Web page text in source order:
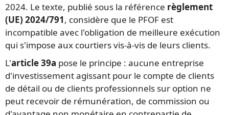
2024. Le texte, publié sous la référence règlement
(UE) 2024/791, considère que le PFOF est
incompatible avec l'obligation de meilleure exécution
qui s'impose aux courtiers vis-à-vis de leurs clients.
L'article 39a pose le principe : aucune entreprise
d'investissement agissant pour le compte de clients
de détail ou de clients professionnels sur option ne
peut recevoir de rémunération, de commission ou